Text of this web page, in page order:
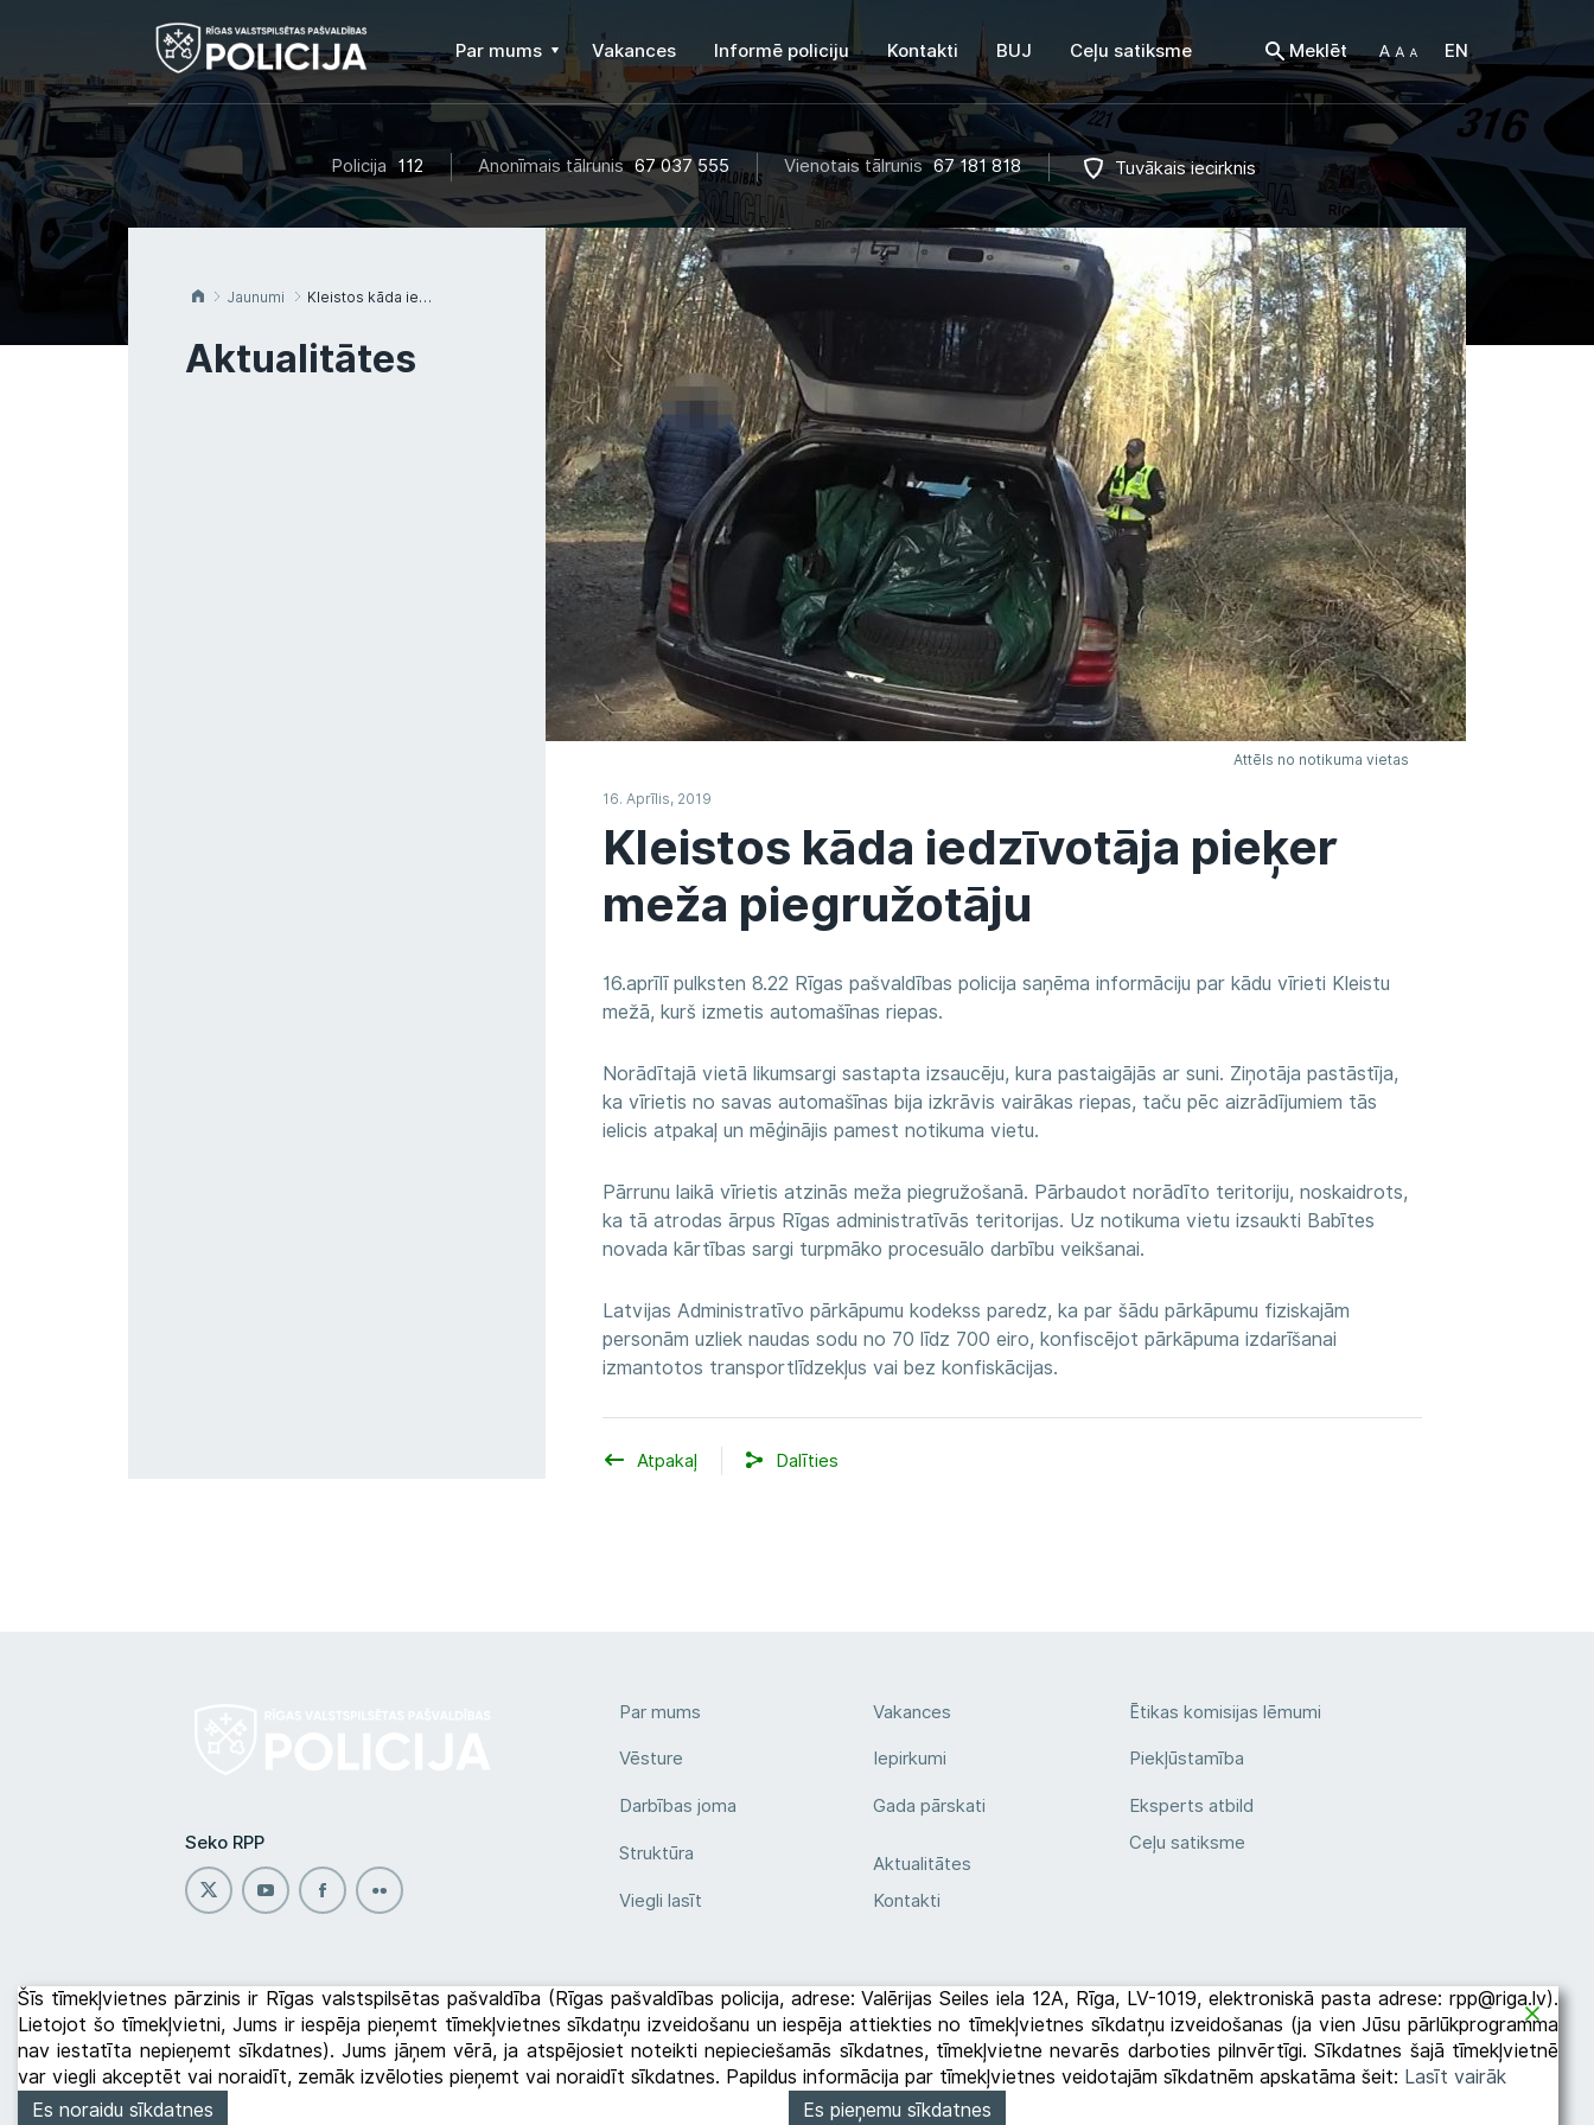
Par mums Vakances Informē policiju Kontakti BUJ Ceļu satiksme Meklēt EN
Policija 112 Anonīmais tālrunis 67 037 555 Vienotais tālrunis 67 181 818 Tuvākais iecirknis
Jaunumi Kleistos kāda iedzīvotāja pieķer meža piegružotāju
Aktualitātes
Attēls no notikuma vietas
16. Aprīlis, 2019
Kleistos kāda iedzīvotāja pieķer
meža piegružotāju
16.aprīlī pulksten 8.22 Rīgas pašvaldības policija saņēma informāciju par kādu vīrieti Kleistu
mežā, kurš izmetis automašīnas riepas.
Norādītajā vietā likumsargi sastapta izsaucēju, kura pastaigājās ar suni. Ziņotāja pastāstīja,
ka vīrietis no savas automašīnas bija izkrāvis vairākas riepas, taču pēc aizrādījumiem tās
ielicis atpakaļ un mēģinājis pamest notikuma vietu.
Pārrunu laikā vīrietis atzinās meža piegružošanā. Pārbaudot norādīto teritoriju, noskaidrots,
ka tā atrodas ārpus Rīgas administratīvās teritorijas. Uz notikuma vietu izsaukti Babītes
novada kārtības sargi turpmāko procesuālo darbību veikšanai.
Latvijas Administratīvo pārkāpumu kodekss paredz, ka par šādu pārkāpumu fiziskajām
personām uzliek naudas sodu no 70 līdz 700 eiro, konfiscējot pārkāpuma izdarīšanai
izmantotos transportlīdzekļus vai bez konfiskācijas.
Atpakaļ Dalīties
Seko RPP
Par mums
Vēsture
Darbības joma
Struktūra
Viegli lasīt
Vakances
Iepirkumi
Gada pārskati
Aktualitātes
Kontakti
Ētikas komisijas lēmumi
Piekļūstamība
Eksperts atbild
Ceļu satiksme
Rīgas pašvaldības policija © 2026
Šīs tīmekļvietnes pārzinis ir Rīgas valstspilsētas pašvaldība (Rīgas pašvaldības policija, adrese: Valērijas Seiles iela 12A, Rīga, LV-1019, elektroniskā pasta adrese: rpp@riga.lv).
Lietojot šo tīmekļvietni, Jums ir iespēja pieņemt tīmekļvietnes sīkdatņu izveidošanu un iespēja attiekties no tīmekļvietnes sīkdatņu izveidošanas (ja vien Jūsu pārlūkprogramma
nav iestatīta nepieņemt sīkdatnes). Jums jāņem vērā, ja atspējosiet noteikti nepieciešamās sīkdatnes, tīmekļvietne nevarēs darboties pilnvērtīgi. Sīkdatnes šajā tīmekļvietnē
var viegli akceptēt vai noraidīt, zemāk izvēloties pieņemt vai noraidīt sīkdatnes. Papildus informācija par tīmekļvietnes veidotajām sīkdatnēm apskatāma šeit: Lasīt vairāk
Es noraidu sīkdatnes
Es pieņemu sīkdatnes